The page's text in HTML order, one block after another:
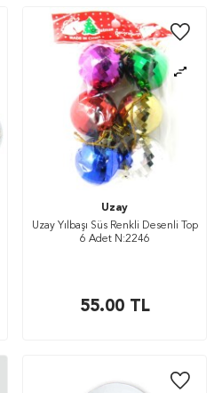
Uzay
Uzay Yılbaşı Süs Renkli Desenli Top
6 Adet N:2246
55.00TL